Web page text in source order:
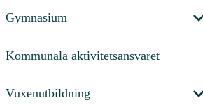
Gymnasium
Kommunala aktivitetsansvaret
Vuxenutbildning